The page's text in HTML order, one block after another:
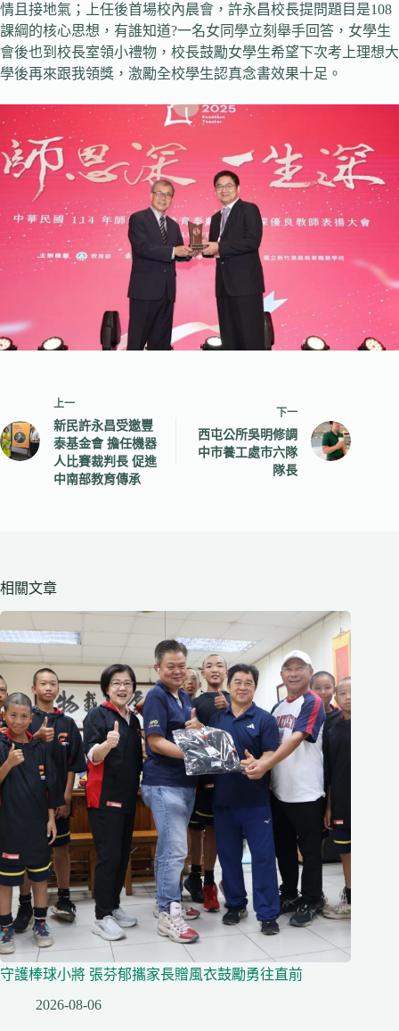
情且接地氣；上任後首場校內晨會，許永昌校長提問題目是108
課綱的核心思想，有誰知道?一名女同學立刻舉手回答，女學生
會後也到校長室領小禮物，校長鼓勵女學生希望下次考上理想大
學後再來跟我領獎，激勵全校學生認真念書效果十足。
上一
新民許永昌受邀豐
泰基金會 擔任機器
人比賽裁判長 促進
中南部教育傳承
下一
西屯公所吳明修調
中市養工處市六隊
隊長
相關文章
守護棒球小將 張芬郁攜家長贈風衣鼓勵勇往直前
2026-08-06